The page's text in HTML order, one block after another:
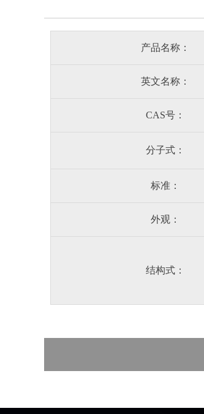
产品名称：
英文名称：
CAS号：
分子式：
标准：
外观：
结构式：